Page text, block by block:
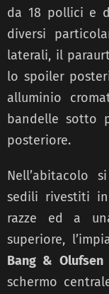
da 18 pollici e
diversi
laterali, il
lo spoiler
alluminio
bandelle sotto
posteriore.
Nell’abitacolo
sedili rivestiti
razze ed a
superiore,
Bang & Olufsen
schermo